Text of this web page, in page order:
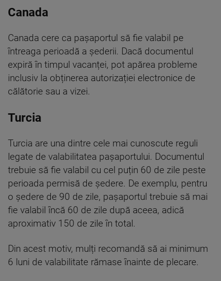
Canada
Canada cere ca pașaportul să fie valabil pe
întreaga perioadă a șederii. Dacă documentul
expiră în timpul vacanței, pot apărea probleme
inclusiv la obținerea autorizației electronice de
călătorie sau a vizei.
Turcia
Turcia are una dintre cele mai cunoscute reguli
legate de valabilitatea pașaportului. Documentul
trebuie să fie valabil cu cel puțin 60 de zile peste
perioada permisă de ședere. De exemplu, pentru
o ședere de 90 de zile, pașaportul trebuie să mai
fie valabil încă 60 de zile după aceea, adică
aproximativ 150 de zile în total.
Din acest motiv, mulți recomandă să ai minimum
6 luni de valabilitate rămase înainte de plecare.